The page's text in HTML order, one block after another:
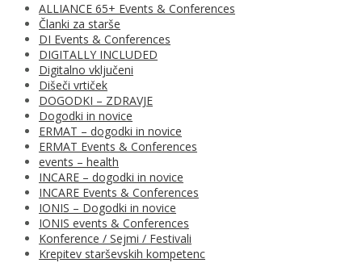
ALLIANCE 65+ Events & Conferences
Članki za starše
DI Events & Conferences
DIGITALLY INCLUDED
Digitalno vključeni
Dišeči vrtiček
DOGODKI – ZDRAVJE
Dogodki in novice
ERMAT – dogodki in novice
ERMAT Events & Conferences
events – health
INCARE – dogodki in novice
INCARE Events & Conferences
IONIS – Dogodki in novice
IONIS events & Conferences
Konference / Sejmi / Festivali
Krepitev starševskih kompetenc